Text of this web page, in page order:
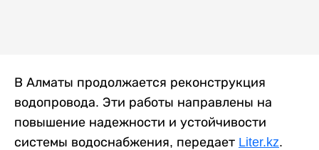
В Алматы продолжается реконструкция
водопровода. Эти работы направлены на
повышение надежности и устойчивости
системы водоснабжения, передает Liter.kz.